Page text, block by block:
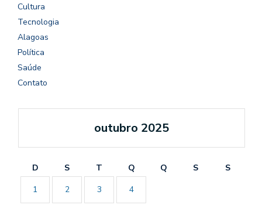
Cultura
Tecnologia
Alagoas
Política
Saúde
Contato
outubro 2025
D S T Q Q S
S
1
2 3 4